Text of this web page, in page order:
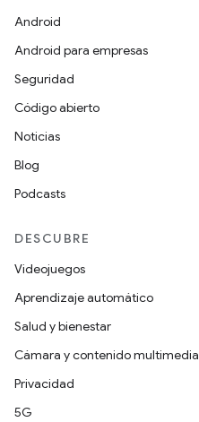
Android
Android para empresas
Seguridad
Código abierto
Noticias
Blog
Podcasts
DESCUBRE
Videojuegos
Aprendizaje automático
Salud y bienestar
Cámara y contenido multimedia
Privacidad
5G